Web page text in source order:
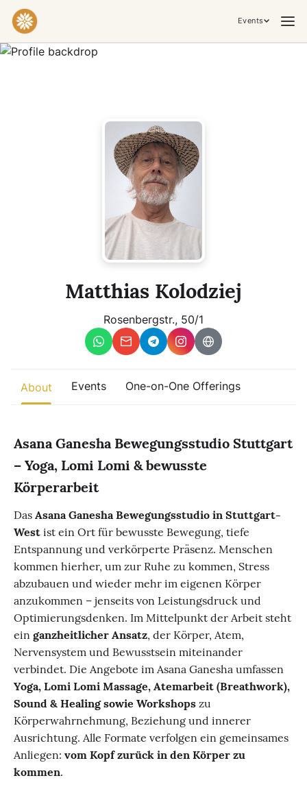
Events
Ceremony, Music & Movement
growth are actively unfolding.
Matthias Kolodziej
Rosenbergstr., 50/1
About Events One-on-One Offerings
Asana Ganesha Bewegungsstudio Stuttgart
– Yoga, Lomi Lomi & bewusste
Körperarbeit
Das Asana Ganesha Bewegungsstudio in Stuttgart-
West ist ein Ort für bewusste Bewegung, tiefe
Entspannung und verkörperte Präsenz. Menschen
kommen hierher, um zur Ruhe zu kommen, Stress
abzubauen und wieder mehr im eigenen Körper
anzukommen – jenseits von Leistungsdruck und
Optimierungsdenken. Im Mittelpunkt der Arbeit steht
ein ganzheitlicher Ansatz, der Körper, Atem,
Nervensystem und Bewusstsein miteinander
verbindet. Die Angebote im Asana Ganesha umfassen
Yoga, Lomi Lomi Massage, Atemarbeit (Breathwork),
Sound & Healing sowie Workshops zu
Körperwahrnehmung, Beziehung und innerer
Ausrichtung. Alle Formate verfolgen ein gemeinsames
Anliegen: vom Kopf zurück in den Körper zu
kommen.